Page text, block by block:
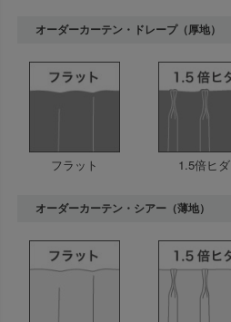
オーダーカーテン・ドレープ（厚地）
フラット 1.5倍ヒダ
オーダーカーテン・シアー（薄地）